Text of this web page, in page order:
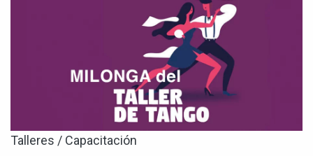
Talleres / Capacitación